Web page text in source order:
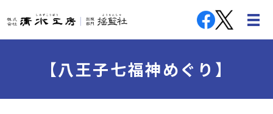
【八王子七福神めぐり】